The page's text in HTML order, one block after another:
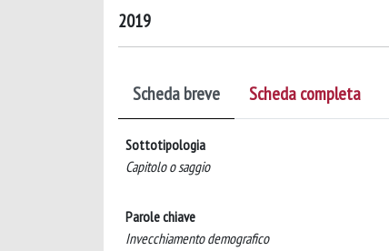
2019
Scheda breve Scheda completa
Sottotipologia
Capitolo o saggio
Parole chiave
Invecchiamento demografico